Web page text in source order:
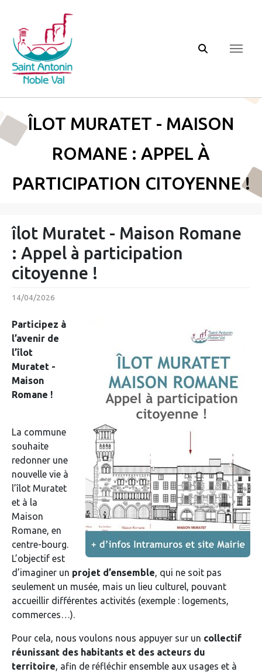
îlot Muratet - Maison
Romane : Appel à
participation citoyenne !
îlot Muratet - Maison Romane
: Appel à participation
citoyenne !
14/04/2026
Participez à
l’avenir de
l’îlot
Muratet -
Maison
Romane !
La commune
souhaite
redonner une
nouvelle vie à
l’îlot Muratet
et à la
Maison
Romane, en
centre-bourg.
L’objectif est
d’imaginer un projet d’ensemble , qui ne soit pas
seulement un musée, mais un lieu culturel, pouvant
accueillir différentes activités (exemple : logements,
commerces…).
Pour cela, nous voulons nous appuyer sur un collectif
réunissant des habitants et des acteurs du
territoire , afin de réfléchir ensemble aux usages et à